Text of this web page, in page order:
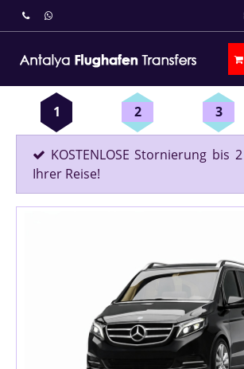
1 2 3
KOSTENLOSE Stornierung bis
Ihrer Reise!